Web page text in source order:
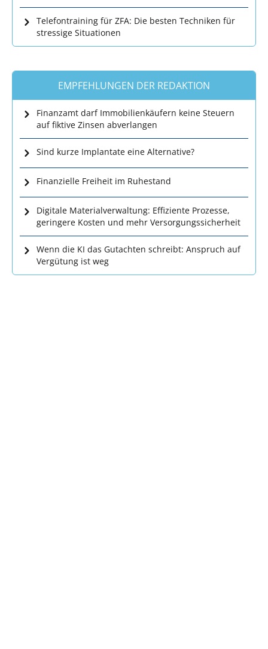
Telefontraining für ZFA: Die besten Techniken für
stressige Situationen
EMPFEHLUNGEN DER REDAKTION
Finanzamt darf Immobilienkäufern keine Steuern
auf fiktive Zinsen abverlangen
Sind kurze Implantate eine Alternative?
Finanzielle Freiheit im Ruhestand
Digitale Materialverwaltung: Effiziente Prozesse,
geringere Kosten und mehr Versorgungssicherheit
Wenn die KI das Gutachten schreibt: Anspruch auf
Vergütung ist weg